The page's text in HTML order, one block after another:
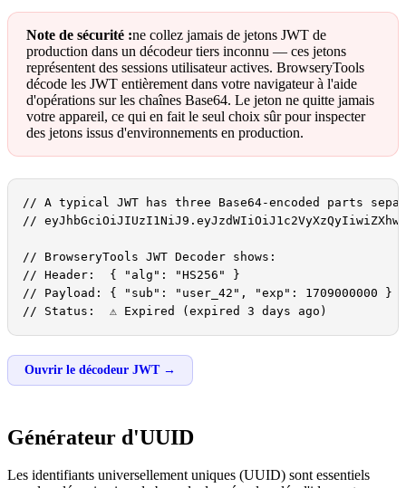
Note de sécurité :ne collez jamais de jetons JWT de
production dans un décodeur tiers inconnu — ces jetons
représentent des sessions utilisateur actives. BrowseryTools
décode les JWT entièrement dans votre navigateur à l'aide
d'opérations sur les chaînes Base64. Le jeton ne quitte jamais
votre appareil, ce qui en fait le seul choix sûr pour inspecter
des jetons issus d'environnements en production.
// A typical JWT has three Base64-encoded parts
//
// BrowseryTools JWT Decoder shows:
// Header:  { "alg": "HS256" }
// Payload: { "sub": "user_42", "exp": 1709000000 }
// Status:  ⚠ Expired (expired 3 days ago)
Ouvrir le décodeur JWT →
Générateur d'UUID
Les identifiants universellement uniques (UUID) sont essentiels